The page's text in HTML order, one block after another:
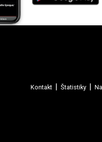
Kontakt Štatistiky